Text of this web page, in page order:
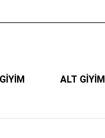
ALT GİYİM